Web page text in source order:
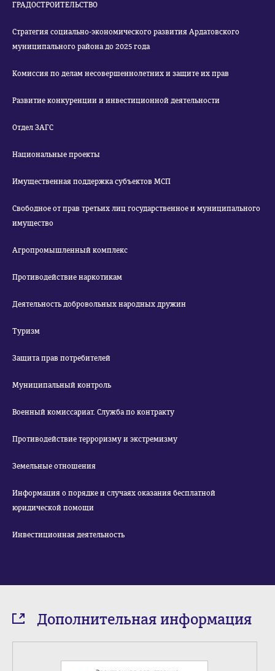
ГРАДОСТРОИТЕЛЬСТВО
Стратегия социально-экономического развития Ардатовского
муниципального района до 2025 года
Комиссия по делам несовершеннолетних и защите их прав
Развитие конкуренции и инвестиционной деятельности
Отдел ЗАГС
Национальные проекты
Имущественная поддержка субъектов МСП
Свободное от прав третьих лиц государственное и муниципального
имущество
Агропромышленный комплекс
Противодействие наркотикам
Деятельность добровольных народных дружин
Туризм
Защита прав потребителей
Муниципальный контроль
Военный комиссариат. Служба по контракту
Противодействие терроризму и экстремизму
Земельные отношения
Информация о порядке и случаях оказания бесплатной
юридической помощи
Инвестиционная деятельность
Дополнительная информация